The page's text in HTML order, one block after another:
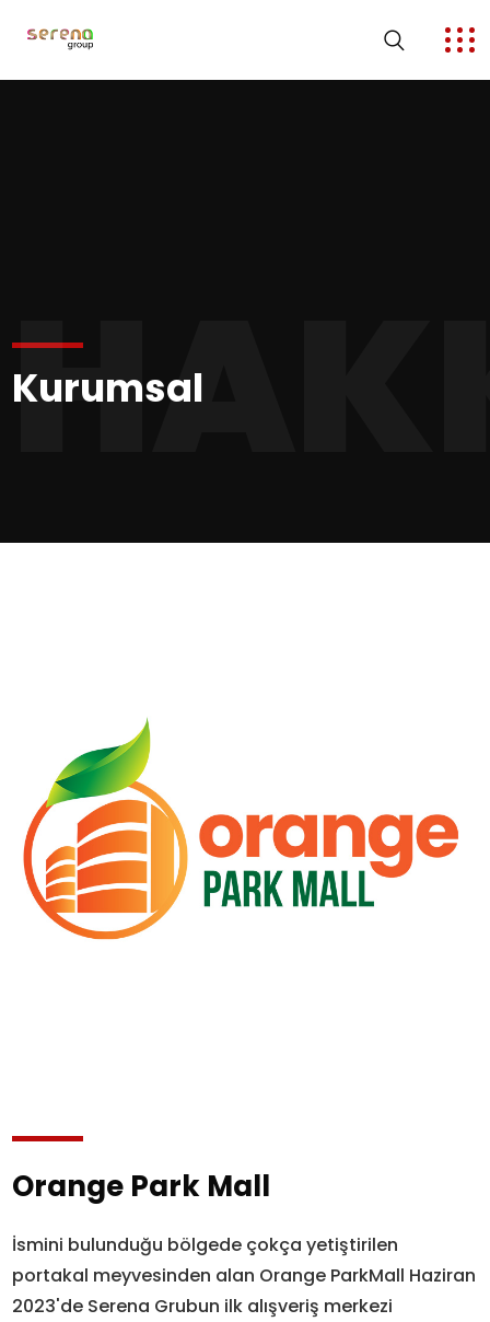
Kurumsal
Orange Park Mall
İsmini bulunduğu bölgede çokça yetiştirilen
portakal meyvesinden alan Orange ParkMall Haziran
2023'de Serena Grubun ilk alışveriş merkezi